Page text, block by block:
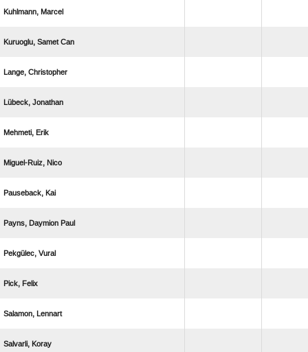
 
  
 
 
 
 
 
  
 
 
 
 